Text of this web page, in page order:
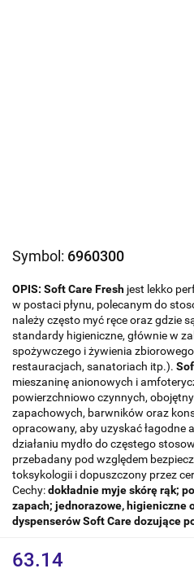
Symbol: 6960300
OPIS: Soft Care Fresh jest lekko
w postaci płynu, polecanym do
należy często myć ręce oraz gdzie
standardy higieniczne, głównie w
spożywczego i żywienia
restauracjach, sanatoriach itp.).
mieszaninę anionowych i
powierzchniowo czynnych,
zapachowych, barwników oraz
opracowany, aby uzyskać łagodne
działaniu mydło do częstego
przebadany pod względem
toksykologii i dopuszczony przez
Cechy:dokładnie myje skórę rąk;
zapach; jednorazowe, higieniczne
dyspenserów Soft Care dozujące
63.14